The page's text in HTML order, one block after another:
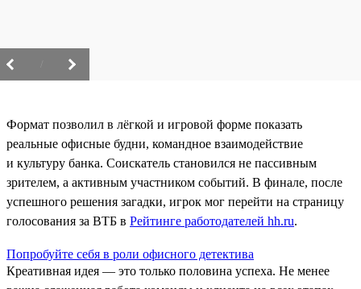
Формат позволил в лёгкой и игровой форме показать
реальные офисные будни, командное взаимодействие
и культуру банка. Соискатель становился не пассивным
зрителем, а активным участником событий. В финале, после
успешного решения загадки, игрок мог перейти на страницу
голосования за ВТБ в Рейтинге работодателей hh.ru.
Попробуйте себя в роли офисного детектива
Креативная идея — это только половина успеха. Не менее